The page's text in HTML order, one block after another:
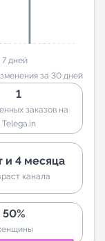
7 дней
за 30 дней
1
заказов на
Telega.in
и 4 месяца
канала
50%